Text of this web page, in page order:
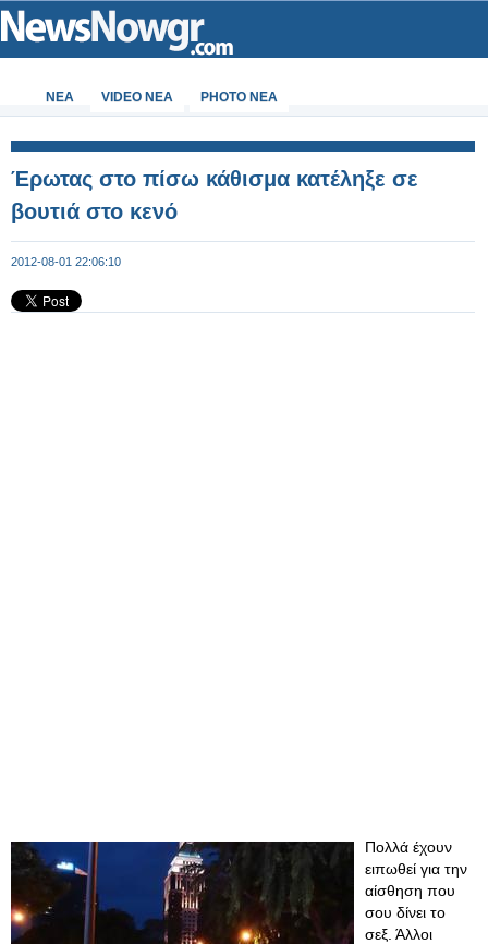
ΝΕΑ VIDEO NEA PHOTO NEA
Έρωτας στο πίσω κάθισμα κατέληξε σε
βουτιά στο κενό
2012-08-01 22:06:10
Πολλά έχουν
ειπωθεί για την
αίσθηση που
σου δίνει το
σεξ. Άλλοι